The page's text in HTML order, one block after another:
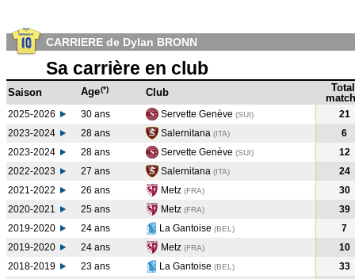
CARRIERE de Dylan BRONN
Sa carrière en club
Saison Age(*) Club
Total
2025-2026 30 ans Servette Genève (SUI)
21
2023-2024
28 ans Salernitana (ITA)
6
2023-2024
28 ans Servette Genève (SUI)
12
2022-2023
27 ans Salernitana (ITA)
24
2021-2022
26 ans Metz (FRA)
30
2020-2021
25 ans Metz (FRA)
39
2019-2020
24 ans La Gantoise (BEL )
7
2019-2020
24 ans Metz (FRA)
10
2018-2019
23 ans La Gantoise (BEL )
33